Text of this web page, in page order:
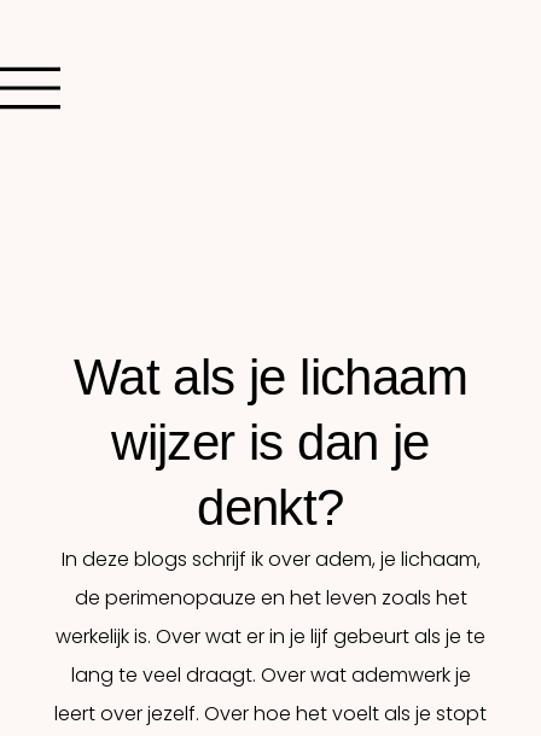
Wat als je lichaam
wijzer is dan je
denkt?
In deze blogs schrijf ik over adem, je lichaam,
de perimenopauze en het leven zoals het
werkelijk is. Over wat er in je lijf gebeurt als je te
lang te veel draagt. Over wat ademwerk je
leert over jezelf. Over hoe het voelt als je stopt